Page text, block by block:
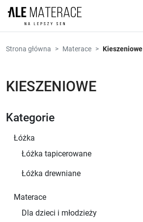
Przejdź do zawartości
Strona główna Materace Kieszeniowe
KIESZENIOWE
Kategorie
Łóżka
Łóżka tapicerowane
Łóżka drewniane
Materace
Dla dzieci i młodzieży